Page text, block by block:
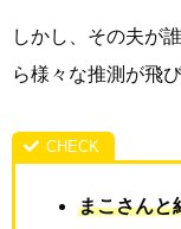
しかし、その夫が
ら様々な推測が飛
まこさんと